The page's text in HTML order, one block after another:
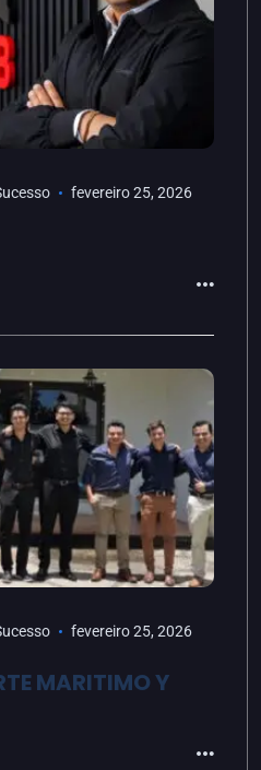
fevereiro 25, 2026
fevereiro 25, 2026
MARITIMO Y